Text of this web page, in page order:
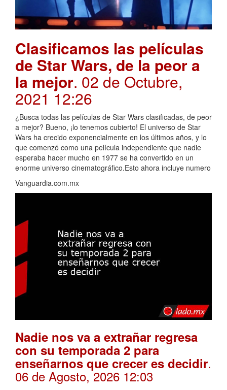
Clasificamos las películas
de Star Wars, de la peor a
la mejor. 02 de Octubre,
2021 12:26
¿Busca todas las películas de Star Wars clasificadas, de peor
a mejor? Bueno, ¡lo tenemos cubierto! El universo de Star
Wars ha crecido exponencialmente en los últimos años, y lo
que comenzó como una película independiente que nadie
esperaba hacer mucho en 1977 se ha convertido en un
enorme universo cinematográfico.Esto ahora incluye numero
Vanguardia.com.mx
Nadie nos va a extrañar regresa
con su temporada 2 para
enseñarnos que crecer es decidir.
06 de Agosto, 2026 12:03